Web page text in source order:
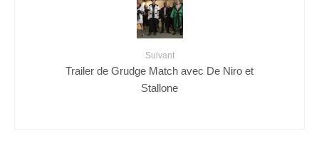
Suivant
Trailer de Grudge Match avec De Niro et
Stallone